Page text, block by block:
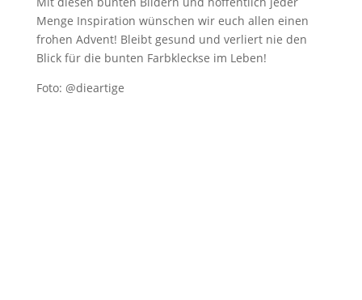
Menge Inspiration wünschen wir euch allen einen
frohen Advent! Bleibt gesund und verliert nie den
Blick für die bunten Farbkleckse im Leben!
Foto: @dieartige